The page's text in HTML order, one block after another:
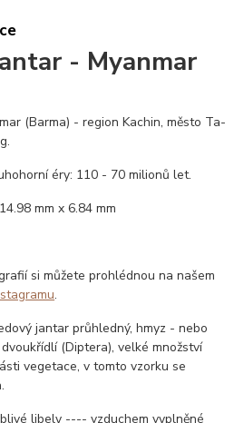
- Myanmar
(Barma) - region Kachin, město Ta-
éry: 110 - 70 milionů let.
mm x 6.84 mm
si můžete prohlédnou na našem
.
jantar průhledný, hmyz - nebo
(Diptera), velké množství
vegetace, v tomto vzorku se
libely ---- vzduchem vyplněné